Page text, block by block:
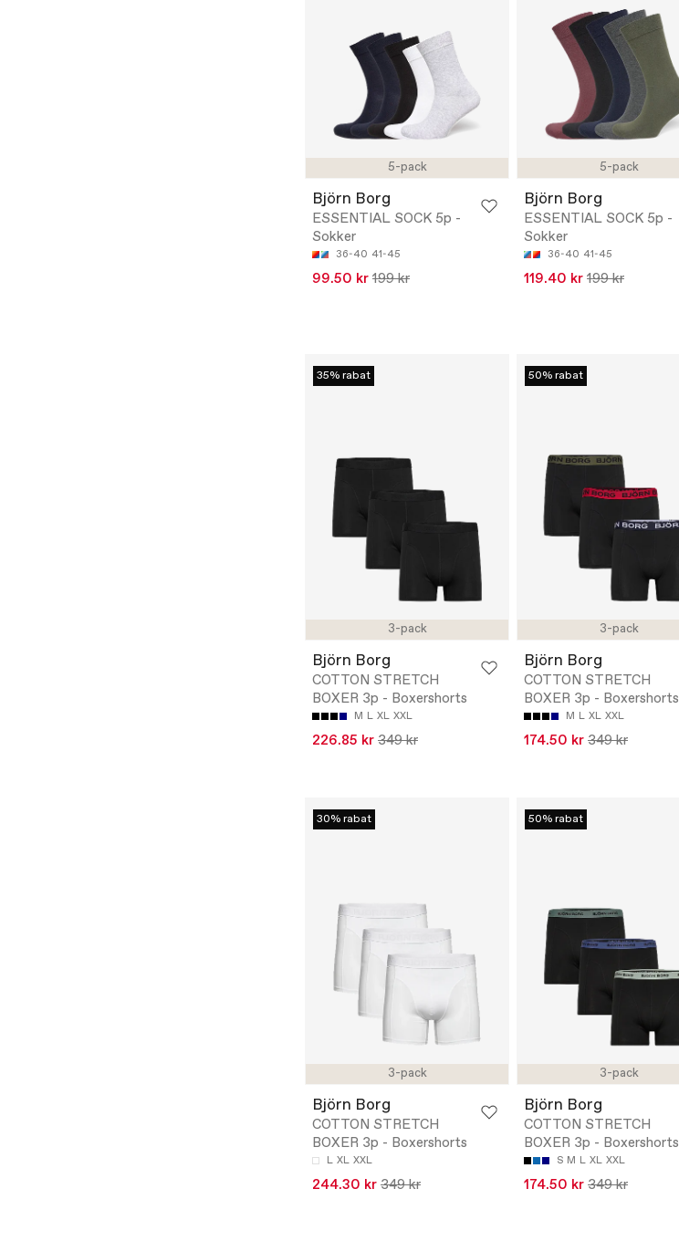
5-pack
Björn Borg
ESSENTIAL SOCK 5p -
Sokker
36-40 41-45
99.50 kr 199 kr
5-pack
Björn Borg
ESSENTIAL SOCK 5p -
Sokker
36-40 41-45
119.40 kr 199 kr
3-pack
35% rabat
Björn Borg
COTTON STRETCH
BOXER 3p - Boxershorts
M L XL XXL
226.85 kr 349 kr
3-pack
50% rabat
Björn Borg
COTTON STRETCH
BOXER 3p - Boxershorts
M L XL XXL
174.50 kr 349 kr
3-pack
30% rabat
Björn Borg
COTTON STRETCH
BOXER 3p - Boxershorts
L XL XXL
244.30 kr 349 kr
3-pack
50% rabat
Björn Borg
COTTON STRETCH
BOXER 3p - Boxershorts
S M L XL XXL
174.50 kr 349 kr